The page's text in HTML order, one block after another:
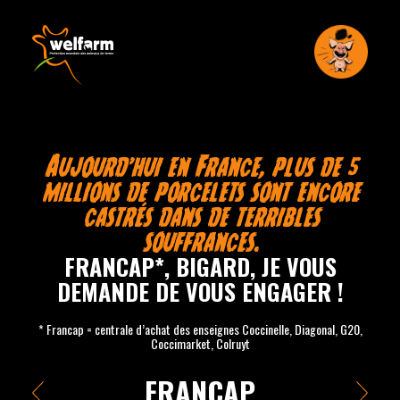
Aujourd’hui en France, plus de 5
millions de porcelets sont encore
castrés dans de terribles
souffrances.
FRANCAP*, BIGARD, JE VOUS
DEMANDE DE VOUS ENGAGER !
* Francap = centrale d’achat des enseignes Coccinelle, Diagonal, G20,
Coccimarket, Colruyt